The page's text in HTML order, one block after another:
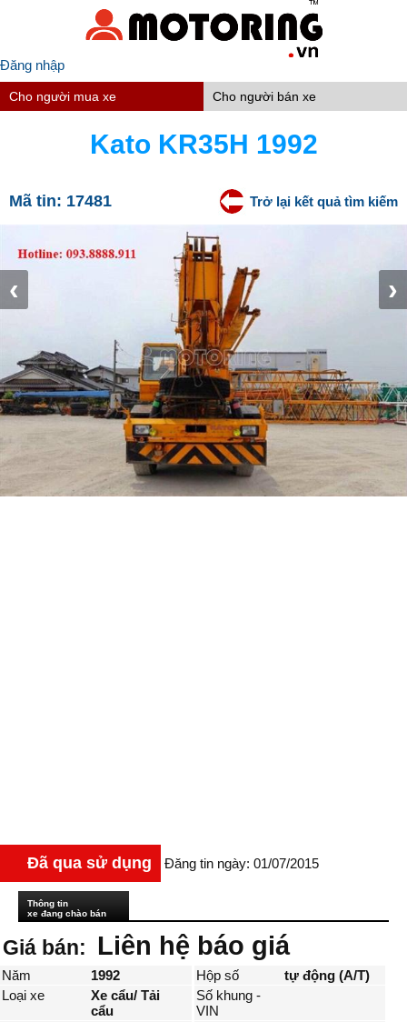
Đăng nhập
Cho người mua xe Cho người bán xe
Kato KR35H 1992
Mã tin: 17481 Trở lại kết quả tìm kiếm
‹ ›
Đã qua sử dụng Đăng tin ngày: 01/07/2015
Thông tin
xe đang chào bán
Giá bán: Liên hệ báo giá
Năm
1992
Loại xe
Xe cẩu/ Tải
cẩu
Hộp số
tự động (A/T)
Số khung -
VIN